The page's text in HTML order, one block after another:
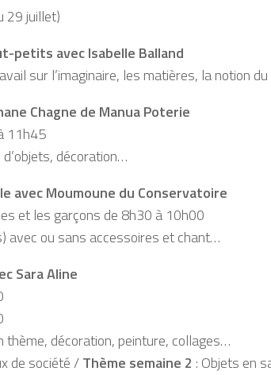
29 juillet)
petits avec Isabelle Balland
sur l’imaginaire, les matières, la notion
Chagne de Manua Poterie
11h45
décoration…
avec Moumoune du Conservatoire
et les garçons de 8h30 à 10h00
avec ou sans accessoires et chant…
Sara Aline
thème, décoration, peinture, collages…
de société /Thème semaine 2 : Objets en